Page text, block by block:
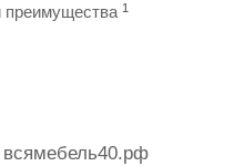
преимущества 1